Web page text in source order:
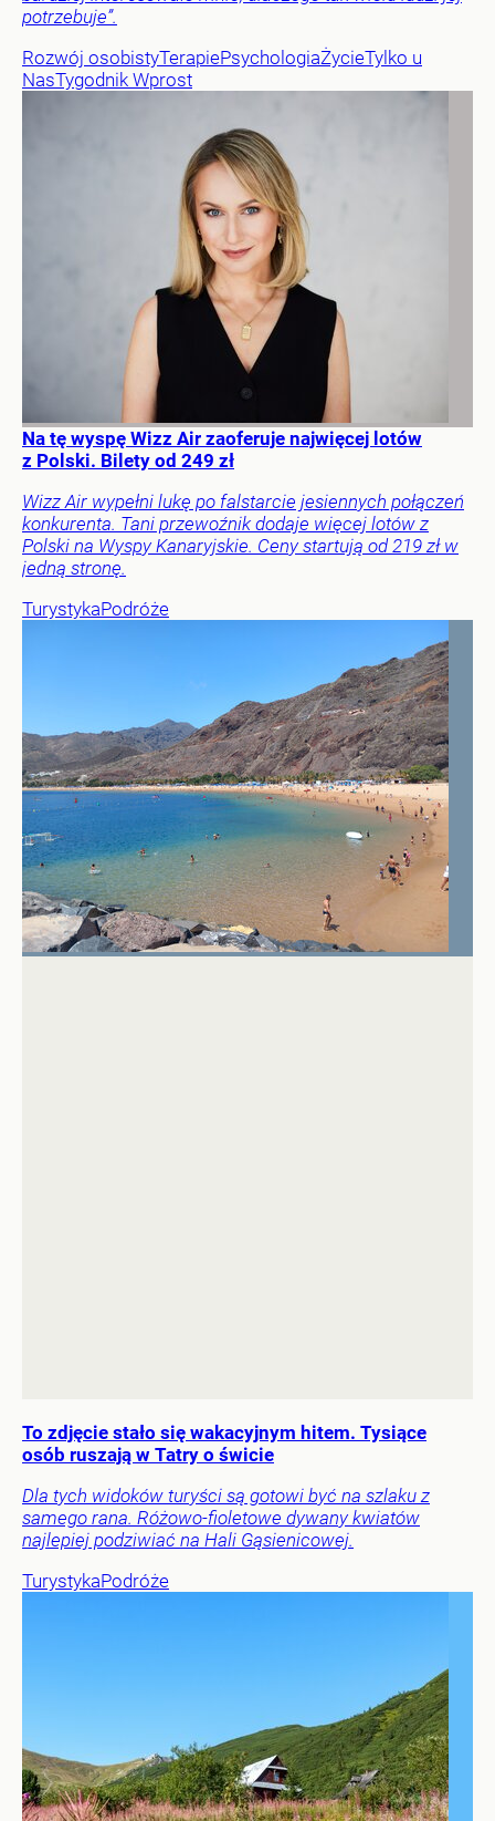
potrzebuje”.
Rozwój osobistyTerapiePsychologiaŻycieTylko u
NasTygodnik Wprost
Na tę wyspę Wizz Air zaoferuje najwięcej lotów
z Polski. Bilety od 249 zł
Wizz Air wypełni lukę po falstarcie jesiennych połączeń
konkurenta. Tani przewoźnik dodaje więcej lotów z
Polski na Wyspy Kanaryjskie. Ceny startują od 219 zł w
jedną stronę.
TurystykaPodróże
To zdjęcie stało się wakacyjnym hitem. Tysiące
osób ruszają w Tatry o świcie
Dla tych widoków turyści są gotowi być na szlaku z
samego rana. Różowo-fioletowe dywany kwiatów
najlepiej podziwiać na Hali Gąsienicowej.
TurystykaPodróże